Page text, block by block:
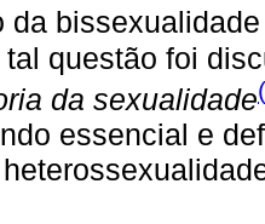
da
tal questão foi
da sexualidade
essencial e